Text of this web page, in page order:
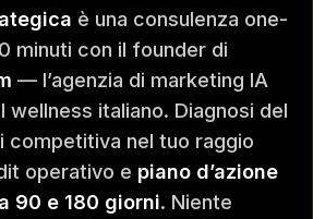
è una consulenza one-
minuti con il founder di
— l’agenzia di marketing IA
wellness italiano. Diagnosi del
competitiva nel tuo raggio
operativo e piano d’azione
90 e 180 giorni. Niente